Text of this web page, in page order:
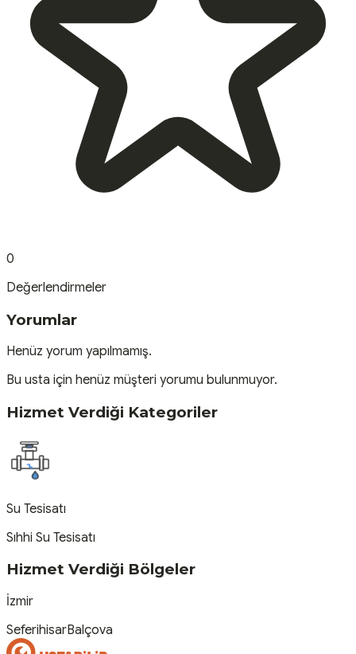
0
Değerlendirmeler
Yorumlar
Henüz yorum yapılmamış.
Bu usta için henüz müşteri yorumu bulunmuyor.
Hizmet Verdiği Kategoriler
Su Tesisatı
Sıhhi Su Tesisatı
Hizmet Verdiği Bölgeler
İzmir
SeferihisarBalçova